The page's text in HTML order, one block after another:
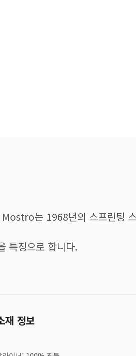
는 1968년의 스프린팅
특징으로 합니다.
재 정보